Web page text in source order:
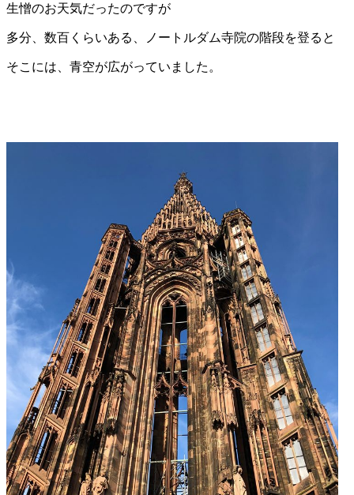
生憎のお天気だったのですが
多分、数百くらいある、ノートルダム寺院の階段を登ると
そこには、青空が広がっていました。